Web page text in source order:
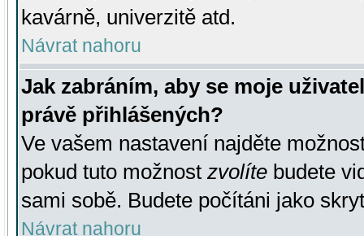
kavárně, univerzitě atd.
Návrat nahoru
Jak zabráním, aby se moje
právě přihlášených?
Ve vašem nastavení najděte
pokud tuto možnost zvolíte budete
sami sobě. Budete počítáni jako
Návrat nahoru